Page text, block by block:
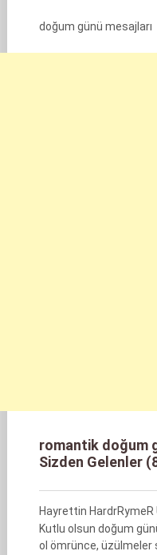
doğum günü mesajları
romantik doğum
Sizden Gelenler
Hayrettin HardrRymeR
KutIu oIsun doğum
oI ömrünce, üzüImeIer